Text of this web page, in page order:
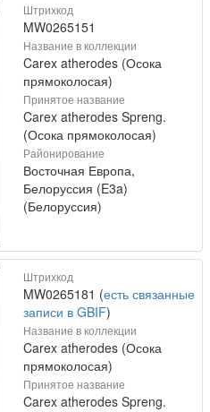
Штрихкод
MW0265151
Название в коллекции
Carex atherodes (Осока
прямоколосая)
Принятое название
Carex atherodes Spreng.
(Осока прямоколосая)
Районирование
Восточная Европа,
Белоруссия (E3a)
(Белоруссия)
Штрихкод
MW0265181 (есть связанные
записи в GBIF)
Название в коллекции
Carex atherodes (Осока
прямоколосая)
Принятое название
Carex atherodes Spreng.